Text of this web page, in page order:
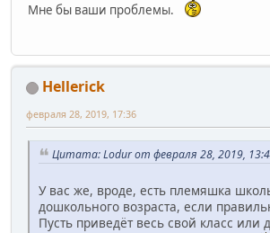
Мне бы ваши проблемы.
Hellerick
февраля 28, 2019, 17:36
Цитата: Lodur от февраля 28, 2019,
У вас же, вроде, есть племяшка
дошкольного возраста, если
Пусть приведёт весь свой класс или